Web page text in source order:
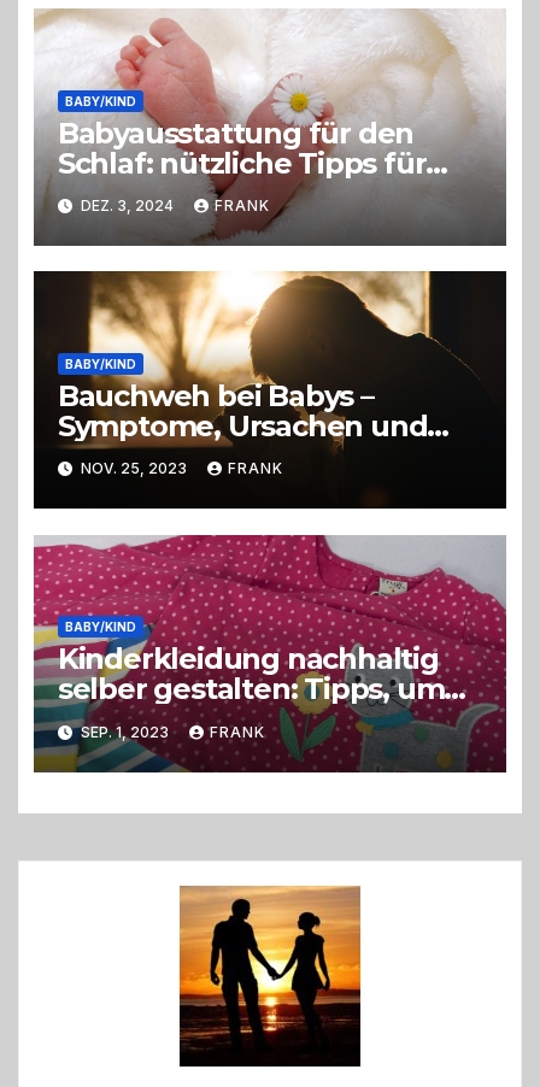
BABY/KIND
Babyausstattung für den
Schlaf: nützliche Tipps für
Eltern
DEZ. 3, 2024 FRANK
BABY/KIND
Bauchweh bei Babys –
Symptome, Ursachen und
Linderung
NOV. 25, 2023 FRANK
BABY/KIND
Kinderkleidung nachhaltig
selber gestalten: Tipps, um
umweltbewusst zu handeln
SEP. 1, 2023 FRANK